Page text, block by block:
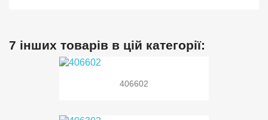
7 інших товарів в цій категорії:
406602